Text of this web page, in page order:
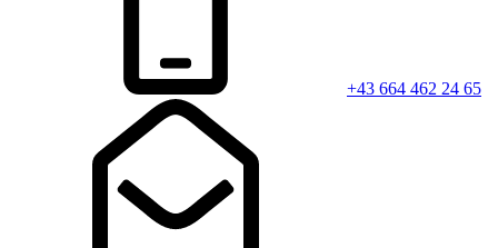
+43 664 462 24 65